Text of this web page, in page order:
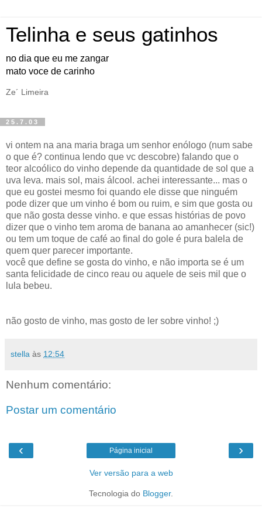
Telinha e seus gatinhos
no dia que eu me zangar
mato voce de carinho
Ze´ Limeira
25.7.03
vi ontem na ana maria braga um senhor enólogo (num sabe
o que é? continua lendo que vc descobre) falando que o
teor alcoólico do vinho depende da quantidade de sol que a
uva leva. mais sol, mais álcool. achei interessante... mas o
que eu gostei mesmo foi quando ele disse que ninguém
pode dizer que um vinho é bom ou ruim, e sim que gosta ou
que não gosta desse vinho. e que essas histórias de povo
dizer que o vinho tem aroma de banana ao amanhecer (sic!)
ou tem um toque de café ao final do gole é pura balela de
quem quer parecer importante.
você que define se gosta do vinho, e não importa se é um
santa felicidade de cinco reau ou aquele de seis mil que o
lula bebeu.
não gosto de vinho, mas gosto de ler sobre vinho! ;)
stella às 12:54
Nenhum comentário:
Postar um comentário
‹ ›
Página inicial
Ver versão para a web
Tecnologia do Blogger.